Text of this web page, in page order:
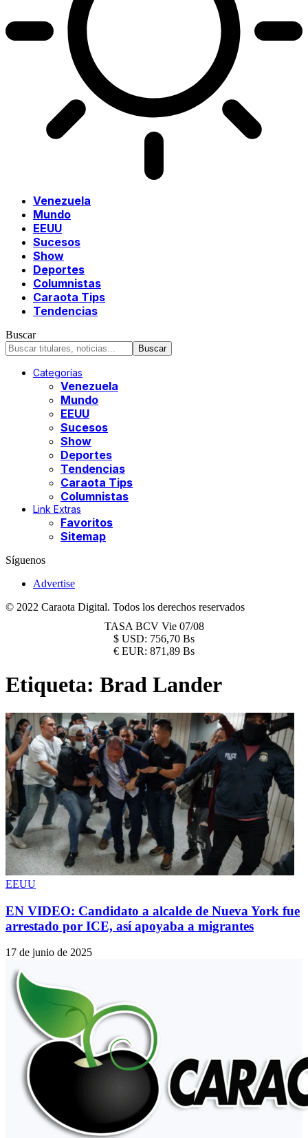
Venezuela
Mundo
EEUU
Sucesos
Show
Deportes
Columnistas
Caraota Tips
Tendencias
Buscar
Categorías
Venezuela
Mundo
EEUU
Sucesos
Show
Deportes
Tendencias
Caraota Tips
Columnistas
Link Extras
Favoritos
Sitemap
Síguenos
Advertise
© 2022 Caraota Digital. Todos los derechos reservados
TASA BCV Vie 07/08
$ USD: 756,70 Bs
€ EUR: 871,89 Bs
Etiqueta: Brad Lander
EEUU
EN VIDEO: Candidato a alcalde de Nueva York fue
arrestado por ICE, así apoyaba a migrantes
17 de junio de 2025